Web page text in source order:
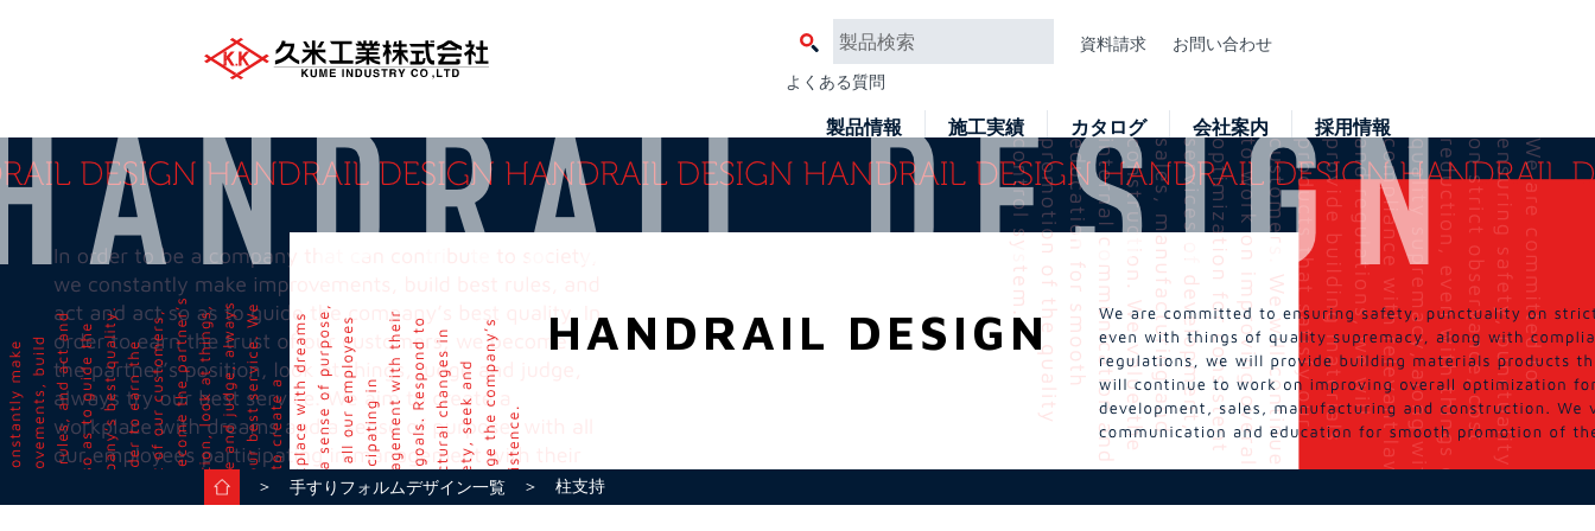
資料請求
お問い合わせ
よくある質問
製品情報 施工実績 カタログ 会社案内 採用情報
HANDRAIL DESIGN
＞ 手すりフォルムデザイン一覧 ＞ 柱支持